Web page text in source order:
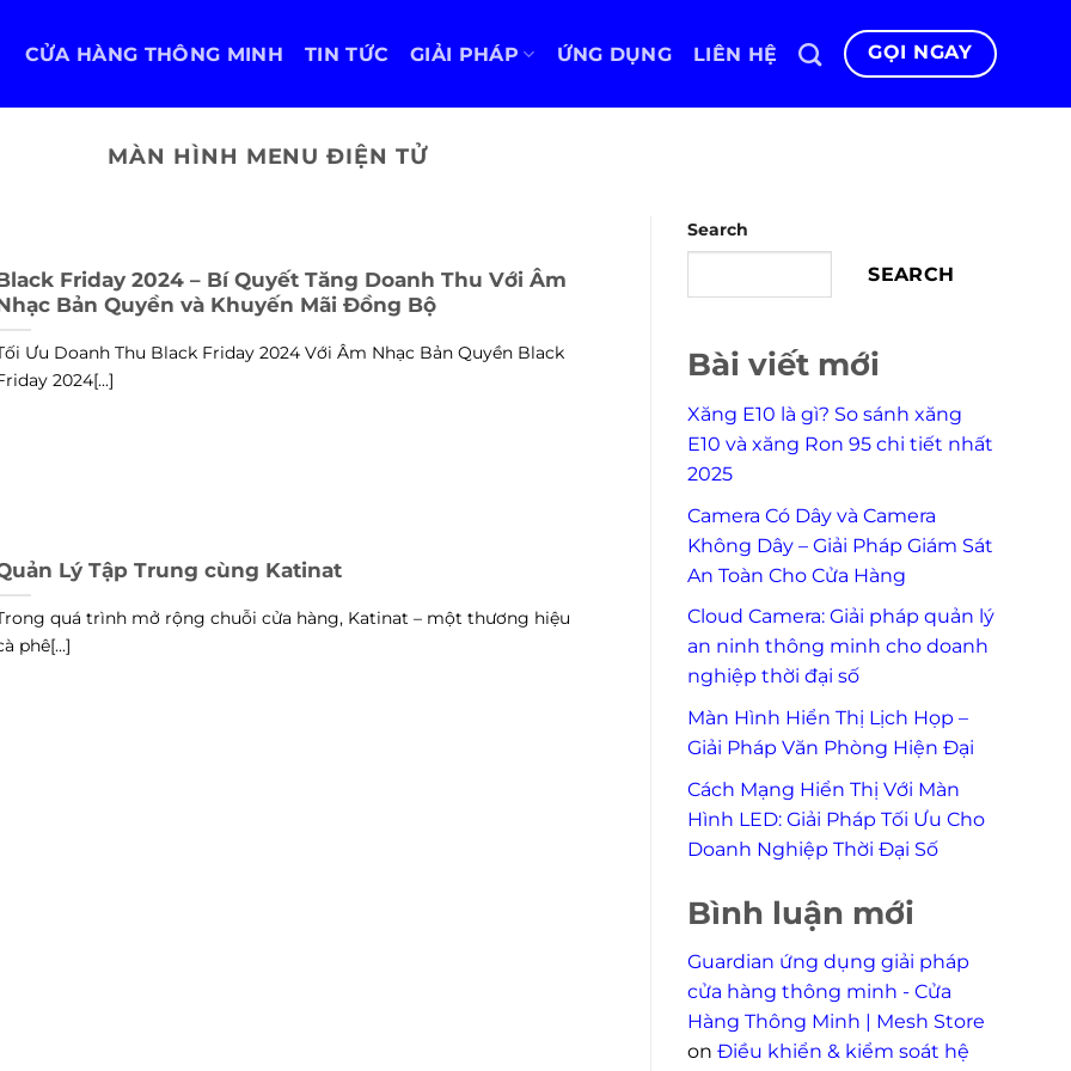
CỬA HÀNG THÔNG MINH TIN TỨC GIẢI PHÁP ỨNG DỤNG LIÊN HỆ GỌI NGAY
MÀN HÌNH MENU ĐIỆN TỬ
Friday 2024 – Bí Quyết Tăng Doanh Thu Với Âm
Bản Quyền và Khuyến Mãi Đồng Bộ
Ưu Doanh Thu Black Friday 2024 Với Âm Nhạc Bản Quyền Black
2024[...]
Lý Tập Trung cùng Katinat
quá trình mở rộng chuỗi cửa hàng, Katinat – một thương hiệu
phê[...]
Search
SEARCH
Bài viết mới
Xăng E10 là gì? So sánh xăng
E10 và xăng Ron 95 chi tiết nhất
2025
Camera Có Dây và Camera
Không Dây – Giải Pháp Giám Sát
An Toàn Cho Cửa Hàng
Cloud Camera: Giải pháp quản lý
an ninh thông minh cho doanh
nghiệp thời đại số
Màn Hình Hiển Thị Lịch Họp –
Giải Pháp Văn Phòng Hiện Đại
Cách Mạng Hiển Thị Với Màn
Hình LED: Giải Pháp Tối Ưu Cho
Doanh Nghiệp Thời Đại Số
Bình luận mới
Guardian ứng dụng giải pháp
cửa hàng thông minh - Cửa
Hàng Thông Minh | Mesh Store
on Điều khiển & kiểm soát hệ